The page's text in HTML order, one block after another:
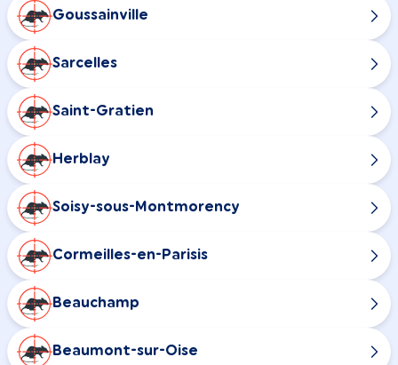
Goussainville
Sarcelles
Saint-Gratien
Herblay
Soisy-sous-Montmorency
Cormeilles-en-Parisis
Beauchamp
Beaumont-sur-Oise